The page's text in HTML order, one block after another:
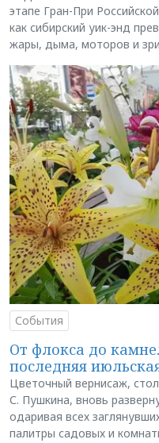
этапе Гран-При
как сибирский уик-энд
жары, дыма, моторов и
События
От флокса до
последняя
Цветочный вернисаж,
С. Пушкина, вновь
одаривая всех
палитры садовых и